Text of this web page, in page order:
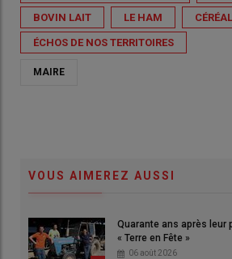
BOVIN LAIT LE HAM
ÉCHOS DE NOS TERRITOIRES
MAIRE
VOUS AIMEREZ AUSSI
Quarante ans après leur
« Terre en Fête »
06 août 2026